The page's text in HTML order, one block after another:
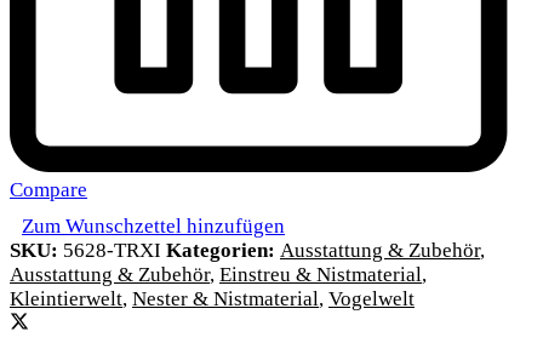
Compare
Zum Wunschzettel hinzufügen
SKU: 5628-TRXI Kategorien: Ausstattung & Zubehör,
Ausstattung & Zubehör, Einstreu & Nistmaterial,
Kleintierwelt, Nester & Nistmaterial, Vogelwelt